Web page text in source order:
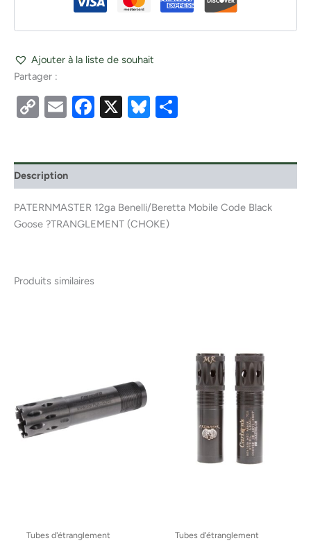
Ajouter à la liste de souhait
Partager :
CopyEmailFacebook
X Bluesky
Description
PATERNMASTER 12ga Benelli/Beretta Mobile Code Black
Goose ?TRANGLEMENT (CHOKE)
Produits similaires
Tubes d'étranglement Tubes d'étranglement